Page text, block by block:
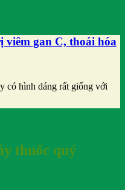
viêm gan C, thoái hóa
có hình dáng rất giống với
thuốc quý